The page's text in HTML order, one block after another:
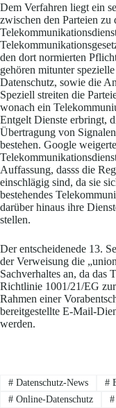
Dem Verfahren liegt ein
zwischen den Parteien
den dort normierten
gehören mitunter
Datenschutz, sowie die
Speziell streiten die
wonach ein
Entgelt Dienste erbringt,
Übertragung von
bestehen. Google
Auffassung, dasss die
einschlägig sind, da sie
bestehendes
darüber hinaus ihre
stellen.
Der entscheidenede 13.
der Verweisung die
Sachverhaltes an, da
Richtlinie 1001/21/EG
Rahmen einer
bereitgestellte E-Mail-
werden.
#Datenschutz-News #
#Online-Datenschutz #